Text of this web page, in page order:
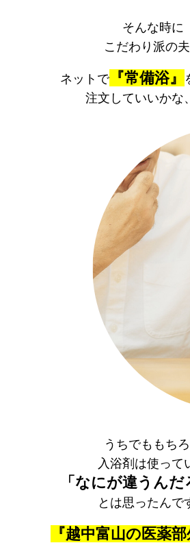
そんな時に
こだわり派の
ネットで 『常備浴』
注文していいかな
うちでももち
入浴剤は使って
「なにが違うんだ
とは思ったんで
『越中富山の医薬部